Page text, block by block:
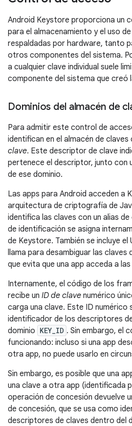
Android Keystore proporciona un
para el almacenamiento y el uso
respaldadas por hardware, tanto
otros componentes del sistema.
a cualquier clave individual suele
componente del sistema que creó
Dominios del almacén de
Para admitir este control de
identifican en el almacén de claves
clave. Este descriptor de clave
pertenece el descriptor, junto con
de ese dominio.
Las apps para Android acceden a
arquitectura de criptografía de
identifica las claves con un alias
de identificación se asigna
de Keystore. También se incluye el
llama para desambiguar las
que evita que una app acceda a
Internamente, el código de los
recibe un ID de clave numérico
carga una clave. Este ID numérico
identificador de los descriptores
dominio KEY_ID . Sin embargo, el
funcionando: incluso si una app
otra app, no puede usarlo en
Sin embargo, es posible que una
una clave a otra app (identificada
operación de concesión devuelve
de concesión, que se usa como
descriptores de claves dentro del